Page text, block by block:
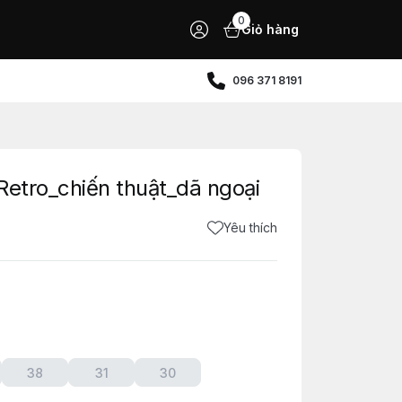
0
Giỏ hàng
096 371 8191
thuật_dã ngoại
Yêu thích
38 31 30